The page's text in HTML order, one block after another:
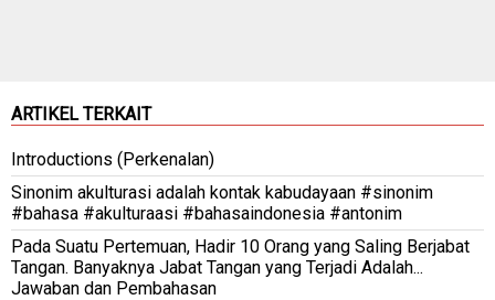
ARTIKEL TERKAIT
Introductions (Perkenalan)
Sinonim akulturasi adalah kontak kabudayaan #sinonim
#bahasa #akulturaasi #bahasaindonesia #antonim
Pada Suatu Pertemuan, Hadir 10 Orang yang Saling Berjabat
Tangan. Banyaknya Jabat Tangan yang Terjadi Adalah...
Jawaban dan Pembahasan